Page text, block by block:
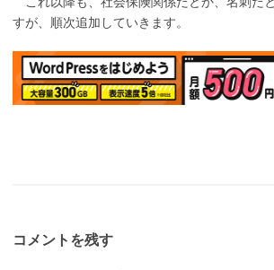
すが、順次追加していきます。
コメントを残す